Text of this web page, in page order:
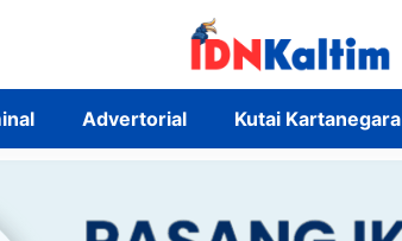
Advertorial Kutai Kartanegara